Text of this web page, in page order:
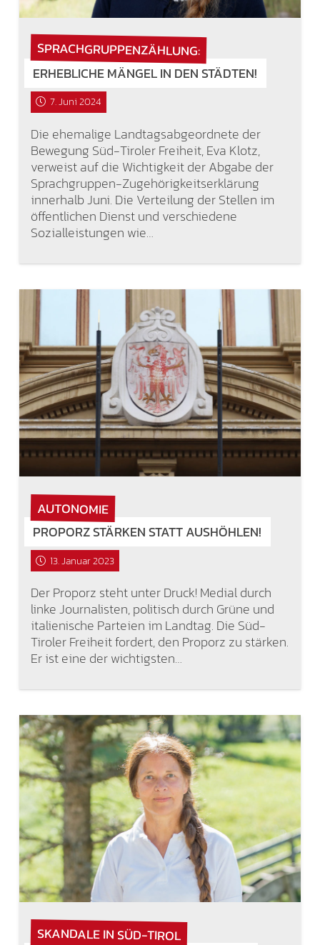
SPRACHGRUPPENZÄHLUNG:
ERHEBLICHE MÄNGEL IN DEN STÄDTEN!
7. Juni 2024
Die ehemalige Landtagsabgeordnete der
Bewegung Süd-Tiroler Freiheit, Eva Klotz,
verweist auf die Wichtigkeit der Abgabe der
Sprachgruppen-Zugehörigkeitserklärung
innerhalb Juni. Die Verteilung der Stellen im
öffentlichen Dienst und verschiedene
Sozialleistungen wie…
AUTONOMIE
PROPORZ STÄRKEN STATT AUSHÖHLEN!
13. Januar 2023
Der Proporz steht unter Druck! Medial durch
linke Journalisten, politisch durch Grüne und
italienische Parteien im Landtag. Die Süd-
Tiroler Freiheit fordert, den Proporz zu stärken.
Er ist eine der wichtigsten…
SKANDALE IN SÜD-TIROL